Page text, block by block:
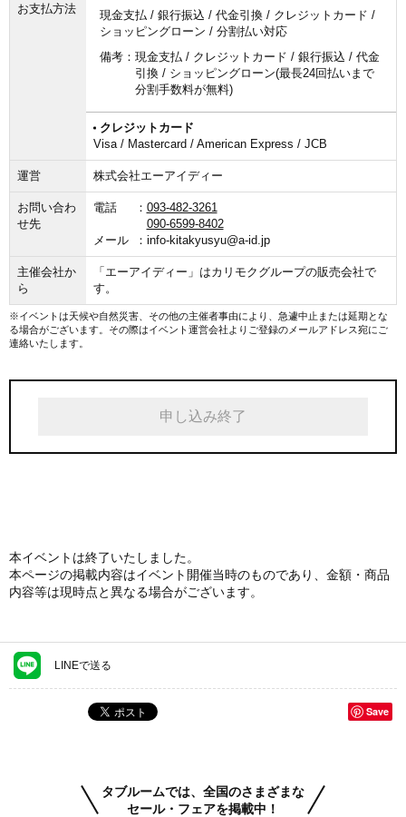
お支払方法
現金支払 / 銀行振込 / 代金引換 / クレジットカード /
ショッピングローン / 分割払い対応
備考： 現金支払 / クレジットカード / 銀行振込 / 代金
引換 / ショッピングローン(最長24回払いまで
分割手数料が無料)
クレジットカード
Visa / Mastercard / American Express / JCB
運営 株式会社エーアイディー
お問い合わ
せ先
電話
093-482-3261
090-6599-8402
メール
info-kitakyusyu@a-id.jp
主催会社か
ら
「エーアイディー」はカリモクグループの販売会社で
す。
※イベントは天候や自然災害、その他の主催者事由により、急遽中止または延期とな
る場合がございます。その際はイベント運営会社よりご登録のメールアドレス宛にご
連絡いたします。
申し込み終了
本イベントは終了いたしました。
本ページの掲載内容はイベント開催当時のものであり、金額・商品
内容等は現時点と異なる場合がございます。
LINEで送る
Save
タブルームでは、全国のさまざまな
セール・フェアを掲載中！